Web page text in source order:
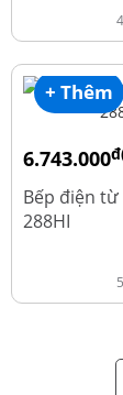
+ Thêm
6.743.000
8.990.000
Bếp điện từ
288HI